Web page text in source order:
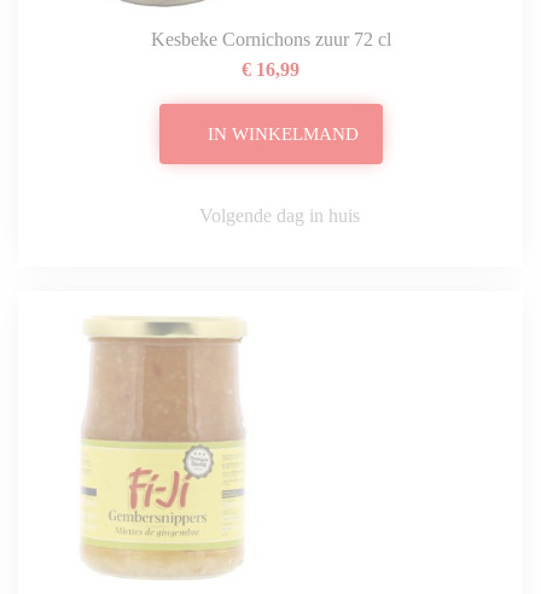
Kesbeke Cornichons zuur 72 cl
€ 16,99
IN WINKELMAND
Volgende dag in huis